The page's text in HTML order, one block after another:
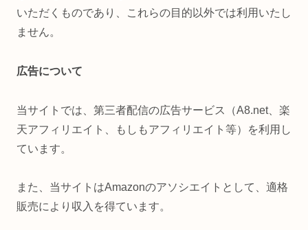
いただくものであり、これらの目的以外では利用いたし
ません。
広告について
当サイトでは、第三者配信の広告サービス（A8.net、楽
天アフィリエイト、もしもアフィリエイト等）を利用し
ています。
また、当サイトはAmazonのアソシエイトとして、適格
販売により収入を得ています。